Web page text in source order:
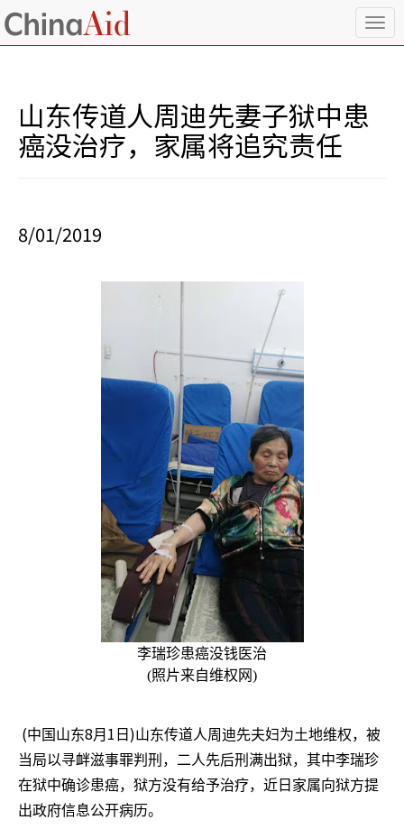
T
o
山东传道人周迪先妻子狱中患
癌没治疗，家属将追究责任
8/01/2019
李瑞珍患癌没钱医治
(照片来自维权网)
(中国山东8月 1 日 )山东传道人周迪先夫妇为土地维权，被
当局以寻衅滋事罪判刑，二人先后刑满出狱，其中李瑞珍
在狱中确诊患癌，狱方没有给予治疗，近日家属向狱方提
出政府信息公开病历。